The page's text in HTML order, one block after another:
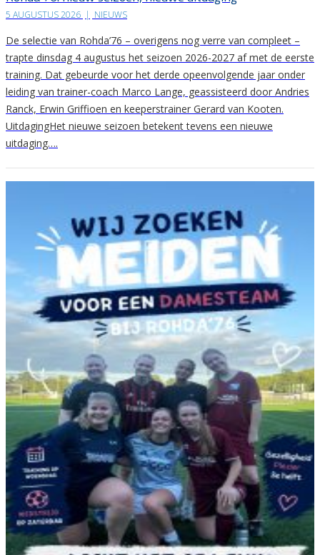
5 AUGUSTUS 2026 | NIEUWS
De selectie van Rohda’76 – overigens nog verre van compleet –
trapte dinsdag 4 augustus het seizoen 2026-2027 af met de eerste
training. Dat gebeurde voor het derde opeenvolgende jaar onder
leiding van trainer-coach Marco Lange, geassisteerd door Andries
Ranck, Erwin Griffioen en keeperstrainer Gerard van Kooten.
UitdagingHet nieuwe seizoen betekent tevens een nieuwe
uitdaging….